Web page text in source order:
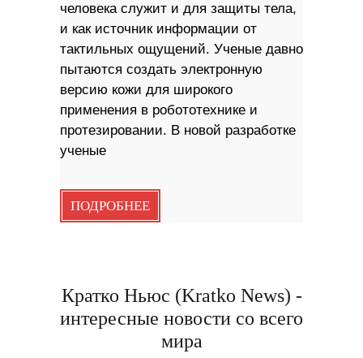
человека служит и для защиты тела,
и как источник информации от
тактильных ощущений. Ученые давно
пытаются создать электронную
версию кожи для широкого
применения в робототехнике и
протезировании. В новой разработке
ученые
ПОДРОБНЕЕ
Кратко Ньюс (Kratko News) -
интересные новости со всего
мира